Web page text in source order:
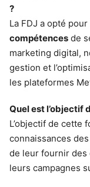
?
La FDJ a opté
compétences de
marketing digital,
gestion et
les plateformes
Quel est l’objectif
L’objectif de cette
connaissances
de leur fournir des
leurs campagnes